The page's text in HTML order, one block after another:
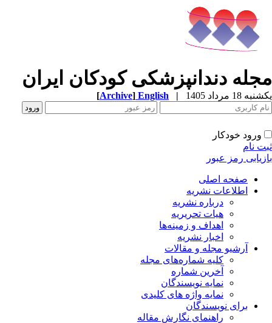
دندانپزشکی کودکان ایران
18 مرداد 1405 |
English
[Archive]
ورود خودکار
نام
رمز عبور
صفحه اصلی
اطلاعات نشریه
درباره نشریه
هیات تحریریه
اهداف و زمینه‌ها
اخبار نشریه
آرشیو مجله و مقالات
کلیه شماره‌های مجله
آخرین شماره
نمایه نویسندگان
نمایه واژه های کلیدی
برای نویسندگان
راهنمای نگارش مقاله